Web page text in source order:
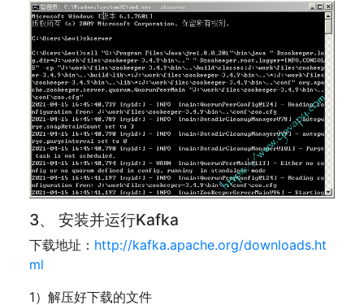
3、 安装并运行Kafka
下载地址： http://kafka.apache.org/downloads.ht
ml
1）解压好下载的文件